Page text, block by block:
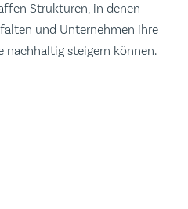
Strukturen, in denen
und Unternehmen ihre
nachhaltig steigern können.